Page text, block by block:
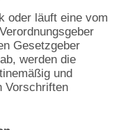
oder läuft eine vom
Gesetzgeber
werden die
und
Vorschriften